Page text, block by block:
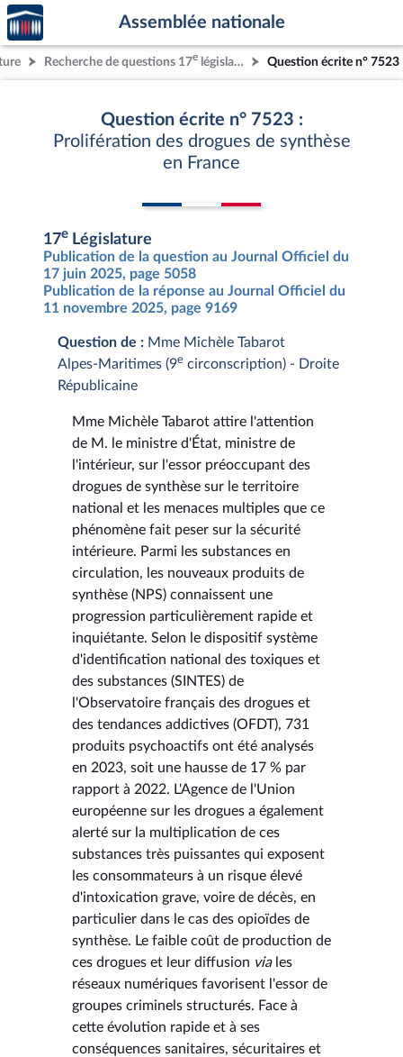
Aller au contenu
Aller en bas de la page
Accèder
à la
page
d'accueil
Assemblée nationale
Recherche de questions 17e législature Question écrite n° 7523
Question écrite n° 7523 :
Prolifération des drogues de synthèse
en France
17e Législature
Publication de la question au Journal Officiel du
17 juin 2025, page 5058
Publication de la réponse au Journal Officiel du
11 novembre 2025, page 9169
Question de : Mme Michèle Tabarot
Alpes-Maritimes (9e circonscription) - Droite
Républicaine
Mme Michèle Tabarot attire l'attention
de M. le ministre d'État, ministre de
l'intérieur, sur l'essor préoccupant des
drogues de synthèse sur le territoire
national et les menaces multiples que ce
phénomène fait peser sur la sécurité
intérieure. Parmi les substances en
circulation, les nouveaux produits de
synthèse (NPS) connaissent une
progression particulièrement rapide et
inquiétante. Selon le dispositif système
d'identification national des toxiques et
des substances (SINTES) de
l'Observatoire français des drogues et
des tendances addictives (OFDT), 731
produits psychoactifs ont été analysés
en 2023, soit une hausse de 17 % par
rapport à 2022. L'Agence de l'Union
européenne sur les drogues a également
alerté sur la multiplication de ces
substances très puissantes qui exposent
les consommateurs à un risque élevé
d'intoxication grave, voire de décès, en
particulier dans le cas des opioïdes de
synthèse. Le faible coût de production de
ces drogues et leur diffusion viales
réseaux numériques favorisent l'essor de
groupes criminels structurés. Face à
cette évolution rapide et à ses
conséquences sanitaires, sécuritaires et